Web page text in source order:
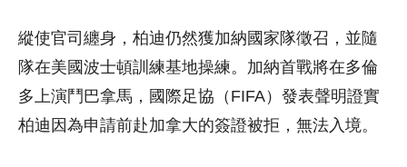
縱使官司纏身，柏迪仍然獲加納國家隊徵召，並隨
隊在美國波士頓訓練基地操練。加納首戰將在多倫
多上演鬥巴拿馬，國際足協（FIFA）發表聲明證實
柏迪因為申請前赴加拿大的簽證被拒，無法入境。